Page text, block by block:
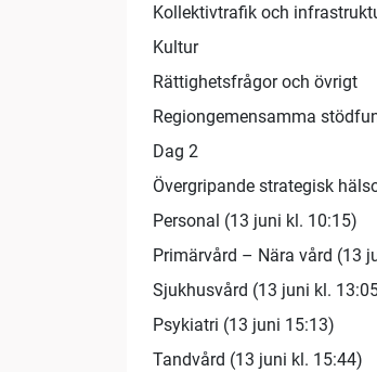
Kollektivtrafik och
Kultur
Rättighetsfrågor och övrigt
Regiongemensamma
Dag 2
Övergripande strategisk
Personal (13 juni kl. 10:15)
Primärvård – Nära vård (13
Sjukhusvård (13 juni kl.
Psykiatri (13 juni 15:13)
Tandvård (13 juni kl. 15:44)